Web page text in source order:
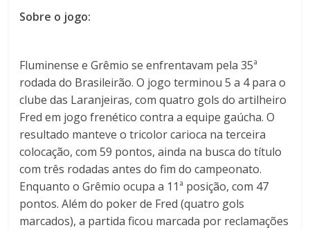
Sobre o jogo:
Fluminense e Grêmio se enfrentavam pela 35ª
rodada do Brasileirão. O jogo terminou 5 a 4 para o
clube das Laranjeiras, com quatro gols do artilheiro
Fred em jogo frenético contra a equipe gaúcha. O
resultado manteve o tricolor carioca na terceira
colocação, com 59 pontos, ainda na busca do título
com três rodadas antes do fim do campeonato.
Enquanto o Grêmio ocupa a 11ª posição, com 47
pontos. Além do poker de Fred (quatro gols
marcados), a partida ficou marcada por reclamações